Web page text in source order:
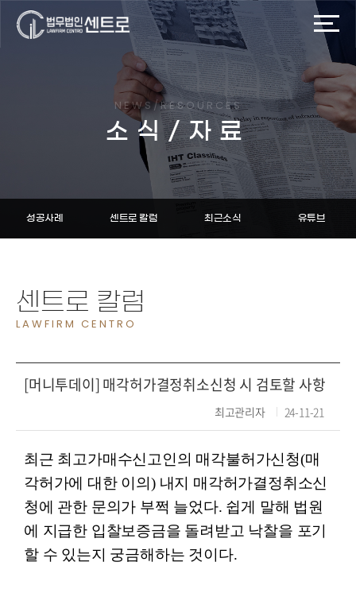
NEWS/RESOURCES
소식/자료
성공사례 센트로 칼럼 최근소식 유튜브
센트로 칼럼
[머니투데이] 매각허가결정취소신청 시 검토할 사항
최고관리자 24-11-21
최근 최고가매수신고인의 매각불허가신청(매
각허가에 대한 이의) 내지 매각허가결정취소신
청에 관한 문의가 부쩍 늘었다. 쉽게 말해 법원
에 지급한 입찰보증금을 돌려받고 낙찰을 포기
할 수 있는지 궁금해하는 것이다.